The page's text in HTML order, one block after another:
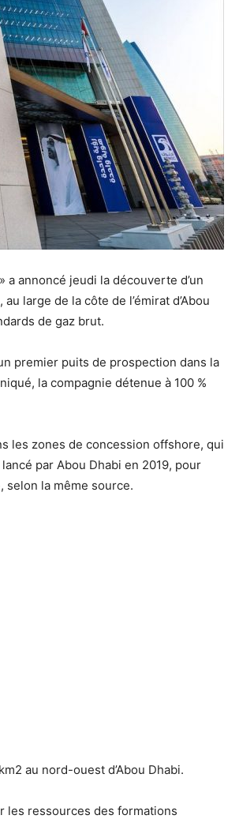
a annoncé jeudi la découverte d’un
large de la côte de l’émirat d’Abou
de gaz brut.
premier puits de prospection dans la
la compagnie détenue à 100 %
les zones de concession offshore, qui
par Abou Dhabi en 2019, pour
la même source.
au nord-ouest d’Abou Dhabi.
les ressources des formations